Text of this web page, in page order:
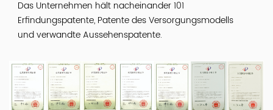
Das Unternehmen hält nacheinander 101
Erfindungspatente, Patente des Versorgungsmodells
und verwandte Aussehenspatente.